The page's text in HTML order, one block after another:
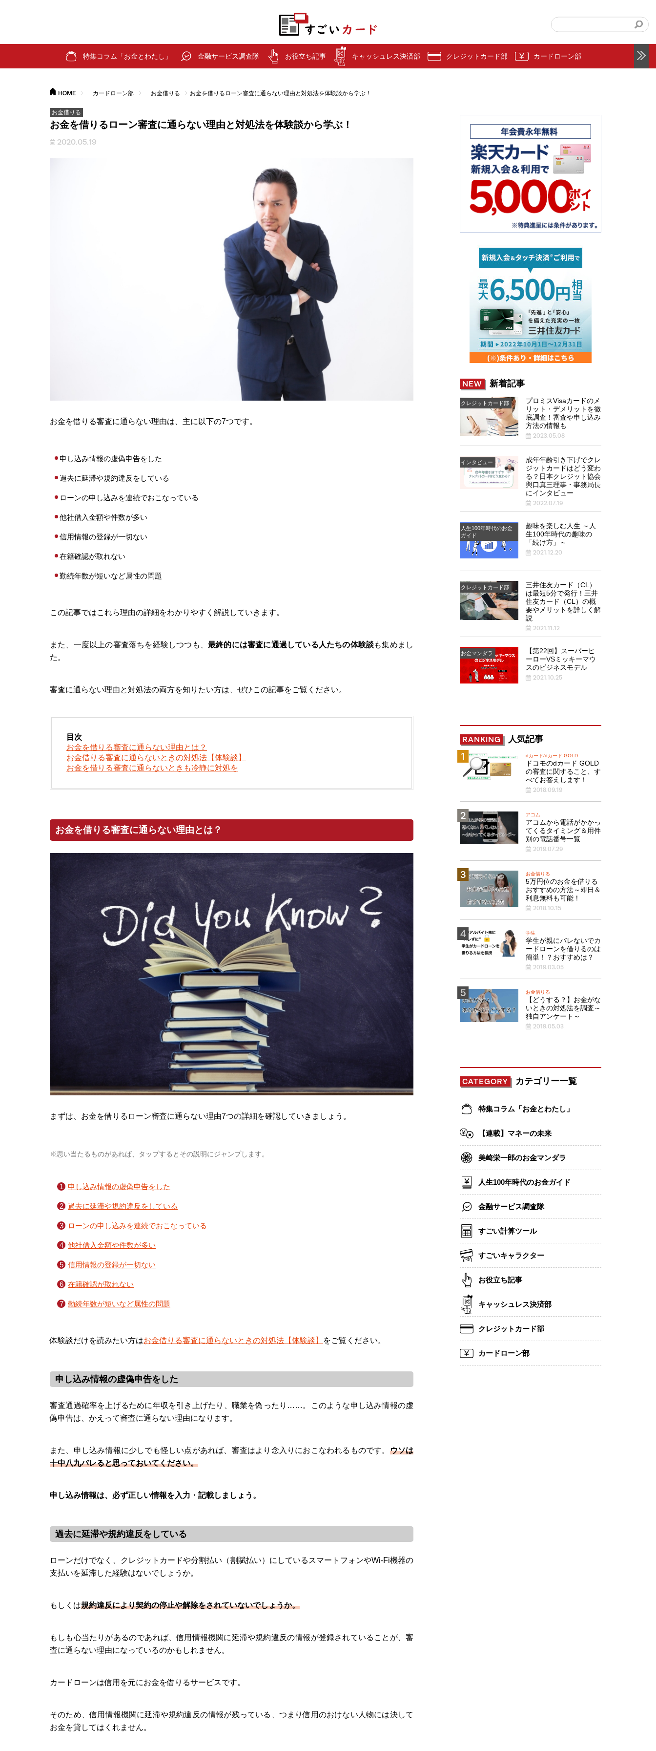
特集コラム「お金とわたし」 金融サービス調査隊 お役立ち記事 キャッシュレス決済部 クレジットカード部 カードローン部
HOME カードローン部 お金借りる お金を借りるローン審査に通らない理由と対処法を体験談から学ぶ！
お金借りる
お金を借りるローン審査に通らない理由と対処法を体験談から学ぶ！
2020.05.19
お金を借りる審査に通らない理由は、主に以下の7つです。
申し込み情報の虚偽申告をした
過去に延滞や規約違反をしている
ローンの申し込みを連続でおこなっている
他社借入金額や件数が多い
信用情報の登録が一切ない
在籍確認が取れない
勤続年数が短いなど属性の問題
この記事ではこれら理由の詳細をわかりやすく解説していきます。
また、一度以上の審査落ちを経験しつつも、 最終的には審査に通過している人たちの体験談も集めまし
た。
審査に通らない理由と対処法の両方を知りたい方は、ぜひこの記事をご覧ください。
目次
お金を借りる審査に通らない理由とは？
お金借りる審査に通らないときの対処法【体験談】
お金を借りる審査に通らないときも冷静に対処を
お金を借りる審査に通らない理由とは？
まずは、お金を借りるローン審査に通らない理由7つの詳細を確認していきましょう。
※思い当たるものがあれば、タップするとその説明にジャンプします。
申し込み情報の虚偽申告をした
過去に延滞や規約違反をしている
ローンの申し込みを連続でおこなっている
他社借入金額や件数が多い
信用情報の登録が一切ない
在籍確認が取れない
勤続年数が短いなど属性の問題
体験談だけを読みたい方はお金借りる審査に通らないときの対処法【体験談】 をご覧ください。
申し込み情報の虚偽申告をした
審査通過確率を上げるために年収を引き上げたり、職業を偽ったり……。このような申し込み情報の虚
偽申告は、かえって審査に通らない理由になります。
また、申し込み情報に少しでも怪しい点があれば、審査はより念入りにおこなわれるものです。 ウソは
十中八九バレると思っておいてください。
申し込み情報は、必ず正しい情報を入力・記載しましょう。
過去に延滞や規約違反をしている
ローンだけでなく、クレジットカードや分割払い（割賦払い）にしているスマートフォンやWi-Fi機器の
支払いを延滞した経験はないでしょうか。
もしくは規約違反により契約の停止や解除をされていないでしょうか。
もしも心当たりがあるのであれば、信用情報機関に延滞や規約違反の情報が登録されていることが、審
査に通らない理由になっているのかもしれません。
カードローンは信用を元にお金を借りるサービスです。
そのため、信用情報機関に延滞や規約違反の情報が残っている、つまり信用のおけない人物には決して
お金を貸してはくれません。
NEW 新着記事
クレジットカード部
プロミスVisaカードのメ
リット・デメリットを徹
底調査！審査や申し込み
方法の情報も
2023.05.08
インタビュー
成年年齢引き下げでクレ
ジットカードはどう変わ
る？日本クレジット協会
與口真三理事・事務局長
にインタビュー
2022.07.19
人生100年時代のお金
ガイド
趣味を楽しむ人生 ～人
生100年時代の趣味の
「続け方」～
2021.12.20
クレジットカード部
三井住友カード（CL）
は最短5分で発行！三井
住友カード（CL）の概
要やメリットを詳しく解
説
2021.11.12
お金マンダラ
【第22回】スーパーヒ
ーローVSミッキーマウ
スのビジネスモデル
2021.10.25
RANKING 人気記事
dカード/dカード GOLD
ドコモのdカード GOLD
の審査に関すること、す
べてお答えします！
2018.09.19
アコム
アコムから電話がかかっ
てくるタイミング＆用件
別の電話番号一覧
2019.07.29
お金借りる
5万円位のお金を借りる
おすすめの方法～即日＆
利息無料も可能！
2018.10.15
学生
学生が親にバレないでカ
ードローンを借りるのは
簡単！？おすすめは？
2019.03.05
お金借りる
【どうする？】お金がな
いときの対処法を調査～
独自アンケート～
2019.05.03
CATEGORY カテゴリー一覧
特集コラム「お金とわたし」
【連載】マネーの未来
美崎栄一郎のお金マンダラ
人生100年時代のお金ガイド
金融サービス調査隊
すごい計算ツール
すごいキャラクター
お役立ち記事
キャッシュレス決済部
クレジットカード部
カードローン部